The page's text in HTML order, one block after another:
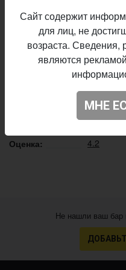
Описание производителя
Пивоварня:
Bierstaat
Стиль:
Stout -
6,8%
16 IBU
Оценка:
4.2
Не нашли ваш бар
Сайт содержит
для лиц, не
возраста.
являются
МНЕ